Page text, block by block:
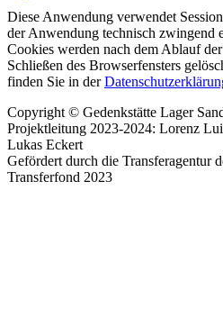
Diese Anwendung verwendet
der Anwendung technisch zwingend
Cookies werden nach dem Ablauf
Schließen des Browserfensters
finden Sie in der
Copyright © Gedenkstätte Lager
Projektleitung 2023-2024: Lorenz
Lukas Eckert
Gefördert durch die Transferagentur
Transferfond 2023